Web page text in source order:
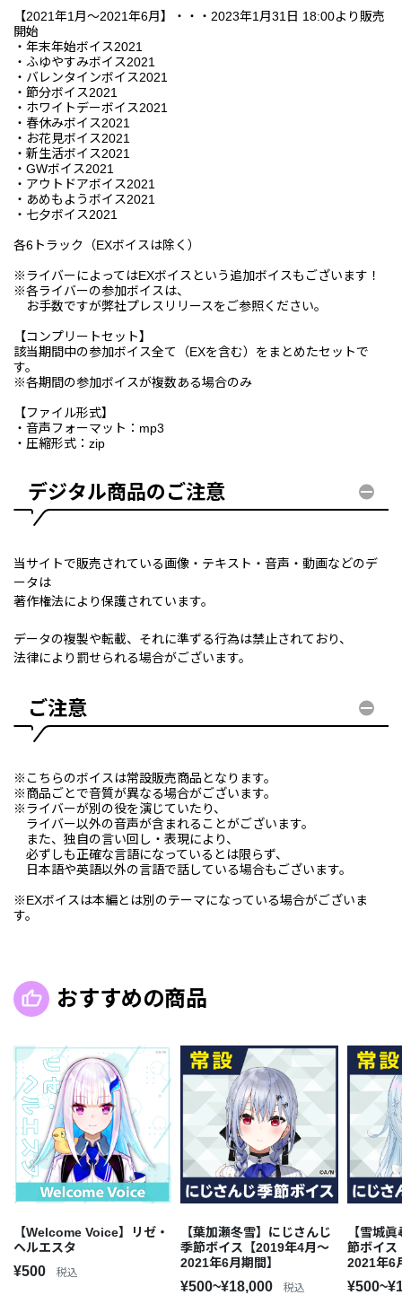
【2021年1月～2021年6月】・・・2023年1月31日 18:00より販売
開始
・年末年始ボイス2021
・ふゆやすみボイス2021
・バレンタインボイス2021
・節分ボイス2021
・ホワイトデーボイス2021
・春休みボイス2021
・お花見ボイス2021
・新生活ボイス2021
・GWボイス2021
・アウトドアボイス2021
・あめもようボイス2021
・七夕ボイス2021
各6トラック（EXボイスは除く）
※ライバーによってはEXボイスという追加ボイスもございます！
※各ライバーの参加ボイスは、
お手数ですが弊社プレスリリースをご参照ください。
【コンプリートセット】
該当期間中の参加ボイス全て（EXを含む）をまとめたセットで
す。
※各期間の参加ボイスが複数ある場合のみ
【ファイル形式】
・音声フォーマット：mp3
・圧縮形式：zip
デジタル商品のご注意
当サイトで販売されている画像・テキスト・音声・動画などのデ
ータは
著作権法により保護されています。
データの複製や転載、それに準ずる行為は禁止されており、
法律により罰せられる場合がございます。
ご注意
※こちらのボイスは常設販売商品となります。
※商品ごとで音質が異なる場合がございます。
※ライバーが別の役を演じていたり、
ライバー以外の音声が含まれることがございます。
また、独自の言い回し・表現により、
必ずしも正確な言語になっているとは限らず、
日本語や英語以外の言語で話している場合もございます。
※EXボイスは本編とは別のテーマになっている場合がございま
す。
おすすめの商品
【Welcome Voice】リゼ・
ヘルエスタ
¥500 税込
【葉加瀬冬雪】にじさんじ
季節ボイス【2019年4月～
2021年6月期間】
¥500~¥18,000 税込
【雪城
節ボイス
2021年6